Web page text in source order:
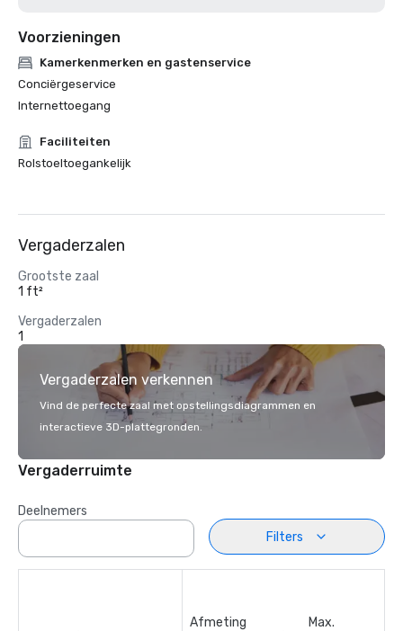
Voorzieningen
Kamerkenmerken en gastenservice
Conciërgeservice
Internettoegang
Faciliteiten
Rolstoeltoegankelijk
Vergaderzalen
Grootste zaal
1 ft²
Vergaderzalen
1
Vergaderzalen verkennen
Vind de perfecte zaal met opstellingsdiagrammen en
interactieve 3D-plattegronden.
Vergaderruimte
Deelnemers
Filters
Afmeting
Max.